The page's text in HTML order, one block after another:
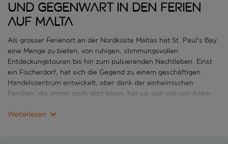
und Gegenwart in den Ferien
auf Malta
Als grosser Ferienort an der Nordküste Maltas hat St. Paul's Bay
eine Menge zu bieten, von ruhigen, stimmungsvollen
Entdeckungstouren bis hin zum pulsierenden Nachtleben. Einst
ein Fischerdorf, hat sich die Gegend zu einem geschäftigen
Handelszentrum entwickelt, aber dank der einheimischen
Familien, die immer noch dort leben, hat sie sich viel von ihrem
Urlaub die authentische maltesische Kultur und vor allem tolles
Weiterlesen